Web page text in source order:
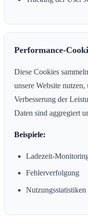
Performance-
Diese Cookies
unsere Website
Verbesserung der
Daten sind aggregiert
Beispiele:
Ladezeit-
Fehlerverfolgung